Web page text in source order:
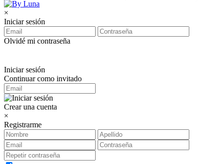
×
Iniciar sesión
Olvidé mi contraseña
Iniciar sesión
Continuar como invitado
Crear una cuenta
×
Registrarme